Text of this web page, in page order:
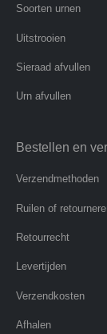
Soorten urnen
Uitstrooien
Sieraad afvullen
Urn afvullen
Bestellen en
Verzendmethoden
Ruilen of
Retourrecht
Levertijden
Verzendkosten
Afhalen